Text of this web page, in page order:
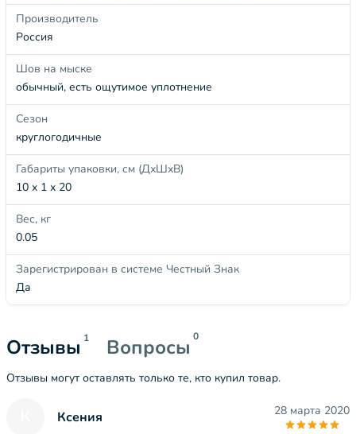
Производитель
Россия
Шов на мыске
обычный, есть ощутимое уплотнение
Сезон
круглогодичные
Габариты упаковки, см (ДхШхВ)
10 x 1 x 20
Вес, кг
0.05
Зарегистрирован в системе Честный Знак
Да
Отзывы 1 Вопросы 0
Отзывы могут оставлять только те, кто купил товар.
Ксения 28 марта 2020